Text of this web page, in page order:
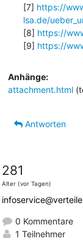
[7] https://
lsa.de/
[8] https://
[9] https://
Anhänge:
attachment.html
Antworten
281
Alter (vor Tagen)
0 Kommentare
1 Teilnehmer